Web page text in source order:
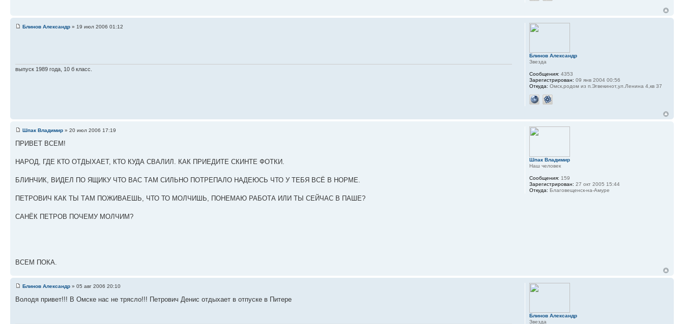
Блинов Александр » 19 июл 2006 01:12
выпуск 1989 года, 10 б класс.
Блинов Александр
Звезда
Сообщения: 4353
Зарегистрирован: 09 янв 2004 00:56
Откуда: Омск,родом из п.Эгвекинот,ул.Ленина 4,кв 37
Шпак Владимир » 20 июл 2006 17:19
ПРИВЕТ ВСЕМ!
НАРОД, ГДЕ КТО ОТДЫХАЕТ, КТО КУДА СВАЛИЛ. КАК ПРИЕДИТЕ СКИНТЕ ФОТКИ.
БЛИНЧИК, ВИДЕЛ ПО ЯЩИКУ ЧТО ВАС ТАМ СИЛЬНО ПОТРЕПАЛО НАДЕЮСЬ ЧТО У ТЕБЯ ВСЁ В НОРМЕ.
ПЕТРОВИЧ КАК ТЫ ТАМ ПОЖИВАЕШЬ, ЧТО ТО МОЛЧИШЬ, ПОНЕМАЮ РАБОТА ИЛИ ТЫ СЕЙЧАС В ПАШЕ?
САНЁК ПЕТРОВ ПОЧЕМУ МОЛЧИМ?
ВСЕМ ПОКА.
Шпак Владимир
Наш человек
Сообщения: 159
Зарегистрирован: 27 окт 2005 15:44
Откуда: Благовещенск-на-Амуре
Блинов Александр » 05 авг 2006 20:10
Володя привет!!! В Омске нас не трясло!!! Петрович Денис отдыхает в отпуске в Питере
Блинов Александр
Звезда